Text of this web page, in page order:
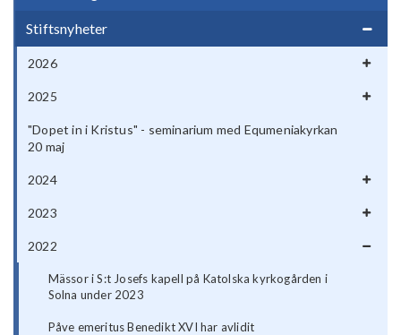
Stiftsnyheter
2026
2025
"Dopet in i Kristus" - seminarium med Equmeniakyrkan
20 maj
2024
2023
2022
Mässor i S:t Josefs kapell på Katolska kyrkogården i
Solna under 2023
Påve emeritus Benedikt XVI har avlidit